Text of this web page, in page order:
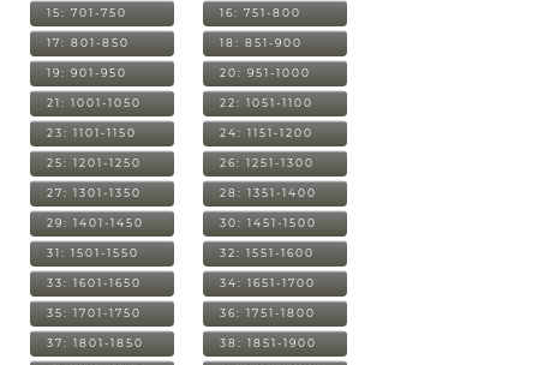
15: 701-750 16: 751-800
17: 801-850 18: 851-900
19: 901-950 20: 951-1000
21: 1001-1050 22: 1051-1100
23: 1101-1150 24: 1151-1200
25: 1201-1250 26: 1251-1300
27: 1301-1350 28: 1351-1400
29: 1401-1450 30: 1451-1500
31: 1501-1550 32: 1551-1600
33: 1601-1650 34: 1651-1700
35: 1701-1750 36: 1751-1800
37: 1801-1850 38: 1851-1900